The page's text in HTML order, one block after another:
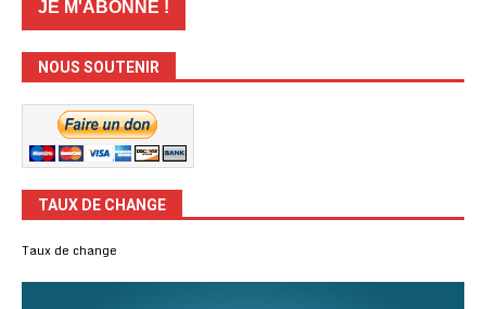
NOUS SOUTENIR
TAUX DE CHANGE
Taux de change